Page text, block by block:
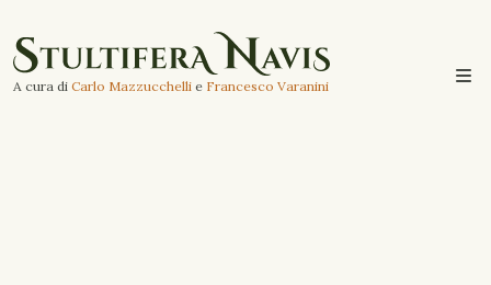
A cura di Carlo Mazzucchelli e Francesco Varanini